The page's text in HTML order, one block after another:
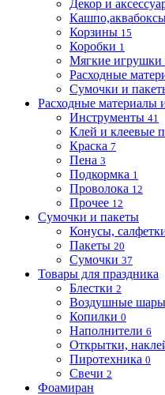
Декор и
Корзины 15
Коробки 1
Мягкие игрушки
Расходные
Сумочки и
Расходные материалы
Инструменты 41
Клей и клеевые
Краска 7
Пена 3
Подкормка 1
Проволока 12
Прочее 12
Сумочки и пакеты
Конусы,
Пакеты 20
Сумочки 37
Товары для праздника
Блестки 2
Воздушные шары
Копилки 0
Наполнители 6
Открытки,
Пиротехника 0
Свечи 2
Фоамиран